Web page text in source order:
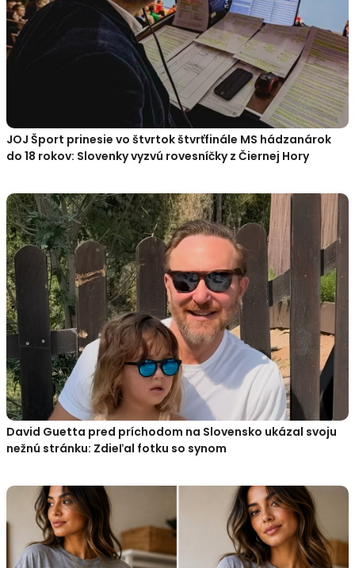
JOJ Šport prinesie vo štvrtok štvrťfinále MS hádzanárok
do 18 rokov: Slovenky vyzvú rovesníčky z Čiernej Hory
David Guetta pred príchodom na Slovensko ukázal svoju
nežnú stránku: Zdieľal fotku so synom